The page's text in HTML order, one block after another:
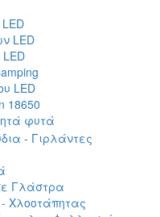
LED
LED
18650
φυτά
- Γιρλάντες
Γλάστρα
Χλοοτάπητας